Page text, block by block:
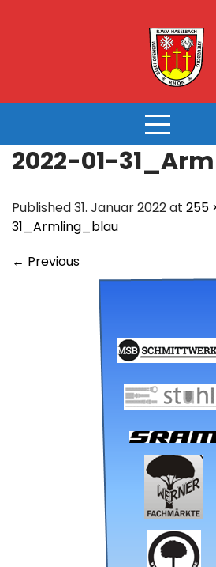
2022-01-
Published 31. Januar 2022 at 255
31_Armling_blau
← Previous